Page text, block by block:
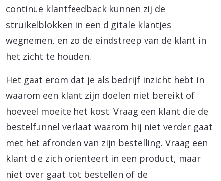
continue klantfeedback kunnen zij de
struikelblokken in een digitale klantjes
wegnemen, en zo de eindstreep van de klant in
het zicht te houden.
Het gaat erom dat je als bedrijf inzicht hebt in
waarom een klant zijn doelen niet bereikt of
hoeveel moeite het kost. Vraag een klant die de
bestelfunnel verlaat waarom hij niet verder gaat
met het afronden van zijn bestelling. Vraag een
klant die zich orienteert in een product, maar
niet over gaat tot bestellen of de